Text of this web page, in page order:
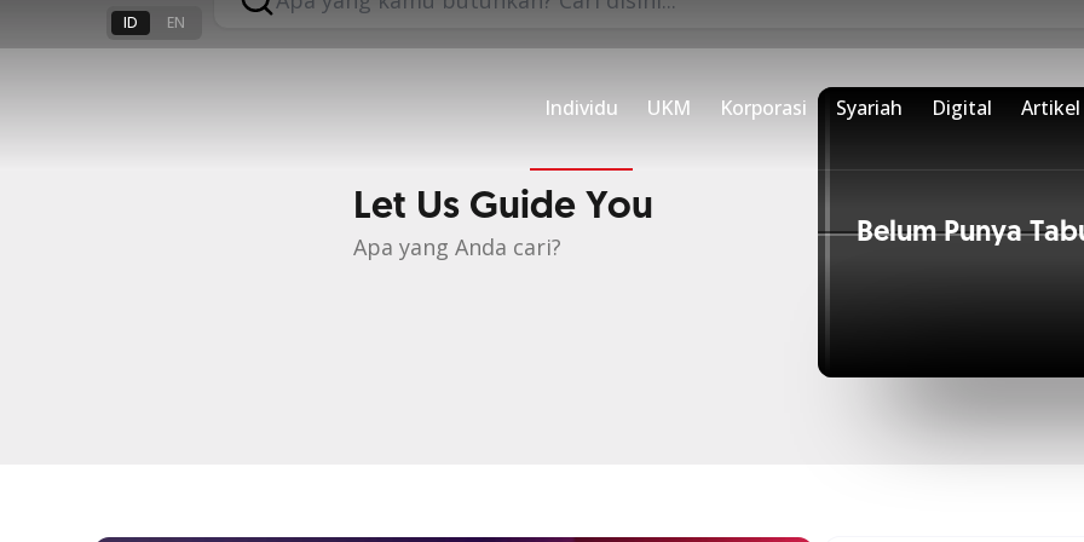
ID EN
Individu UKM Korporasi Syariah Digital Artikel
Let Us Guide You
Apa yang Anda cari? Belum Punya